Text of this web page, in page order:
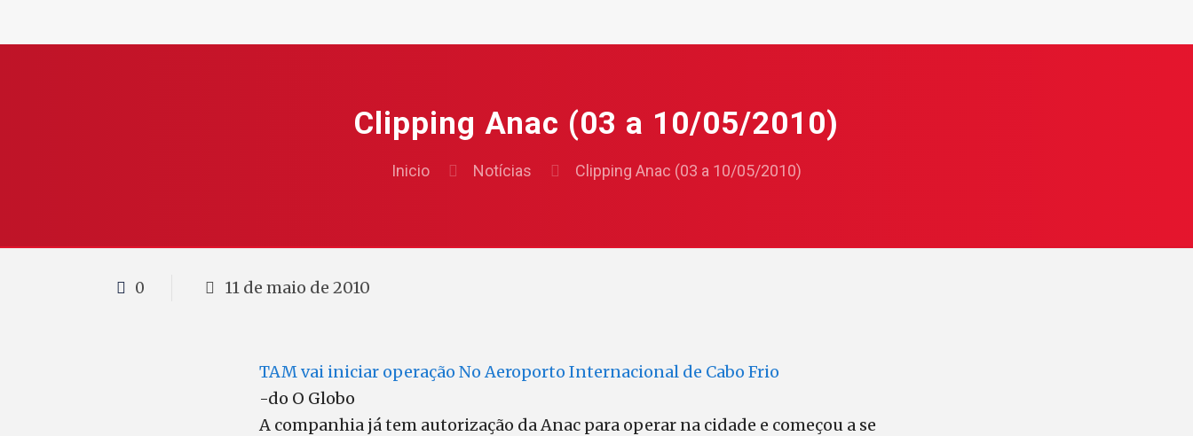
Clipping Anac (03 a 10/05/2010)
Inicio Notícias Clipping Anac (03 a 10/05/2010)
0 11 de maio de 2010
TAM vai iniciar operação No Aeroporto Internacional de Cabo Frio
-do O Globo
A companhia já tem autorização da Anac para operar na cidade e começou a se